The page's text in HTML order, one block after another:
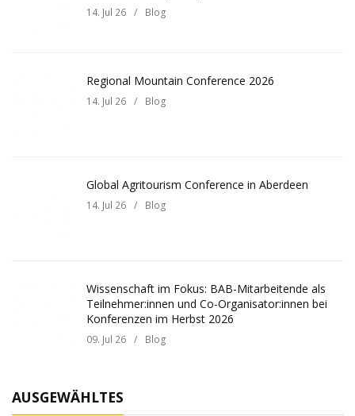
14. Jul 26 / Blog
Regional Mountain Conference 2026
14. Jul 26 / Blog
Global Agritourism Conference in Aberdeen
14. Jul 26 / Blog
Wissenschaft im Fokus: BAB-Mitarbeitende als
Teilnehmer:innen und Co-Organisator:innen bei
Konferenzen im Herbst 2026
09. Jul 26 / Blog
AUSGEWÄHLTES